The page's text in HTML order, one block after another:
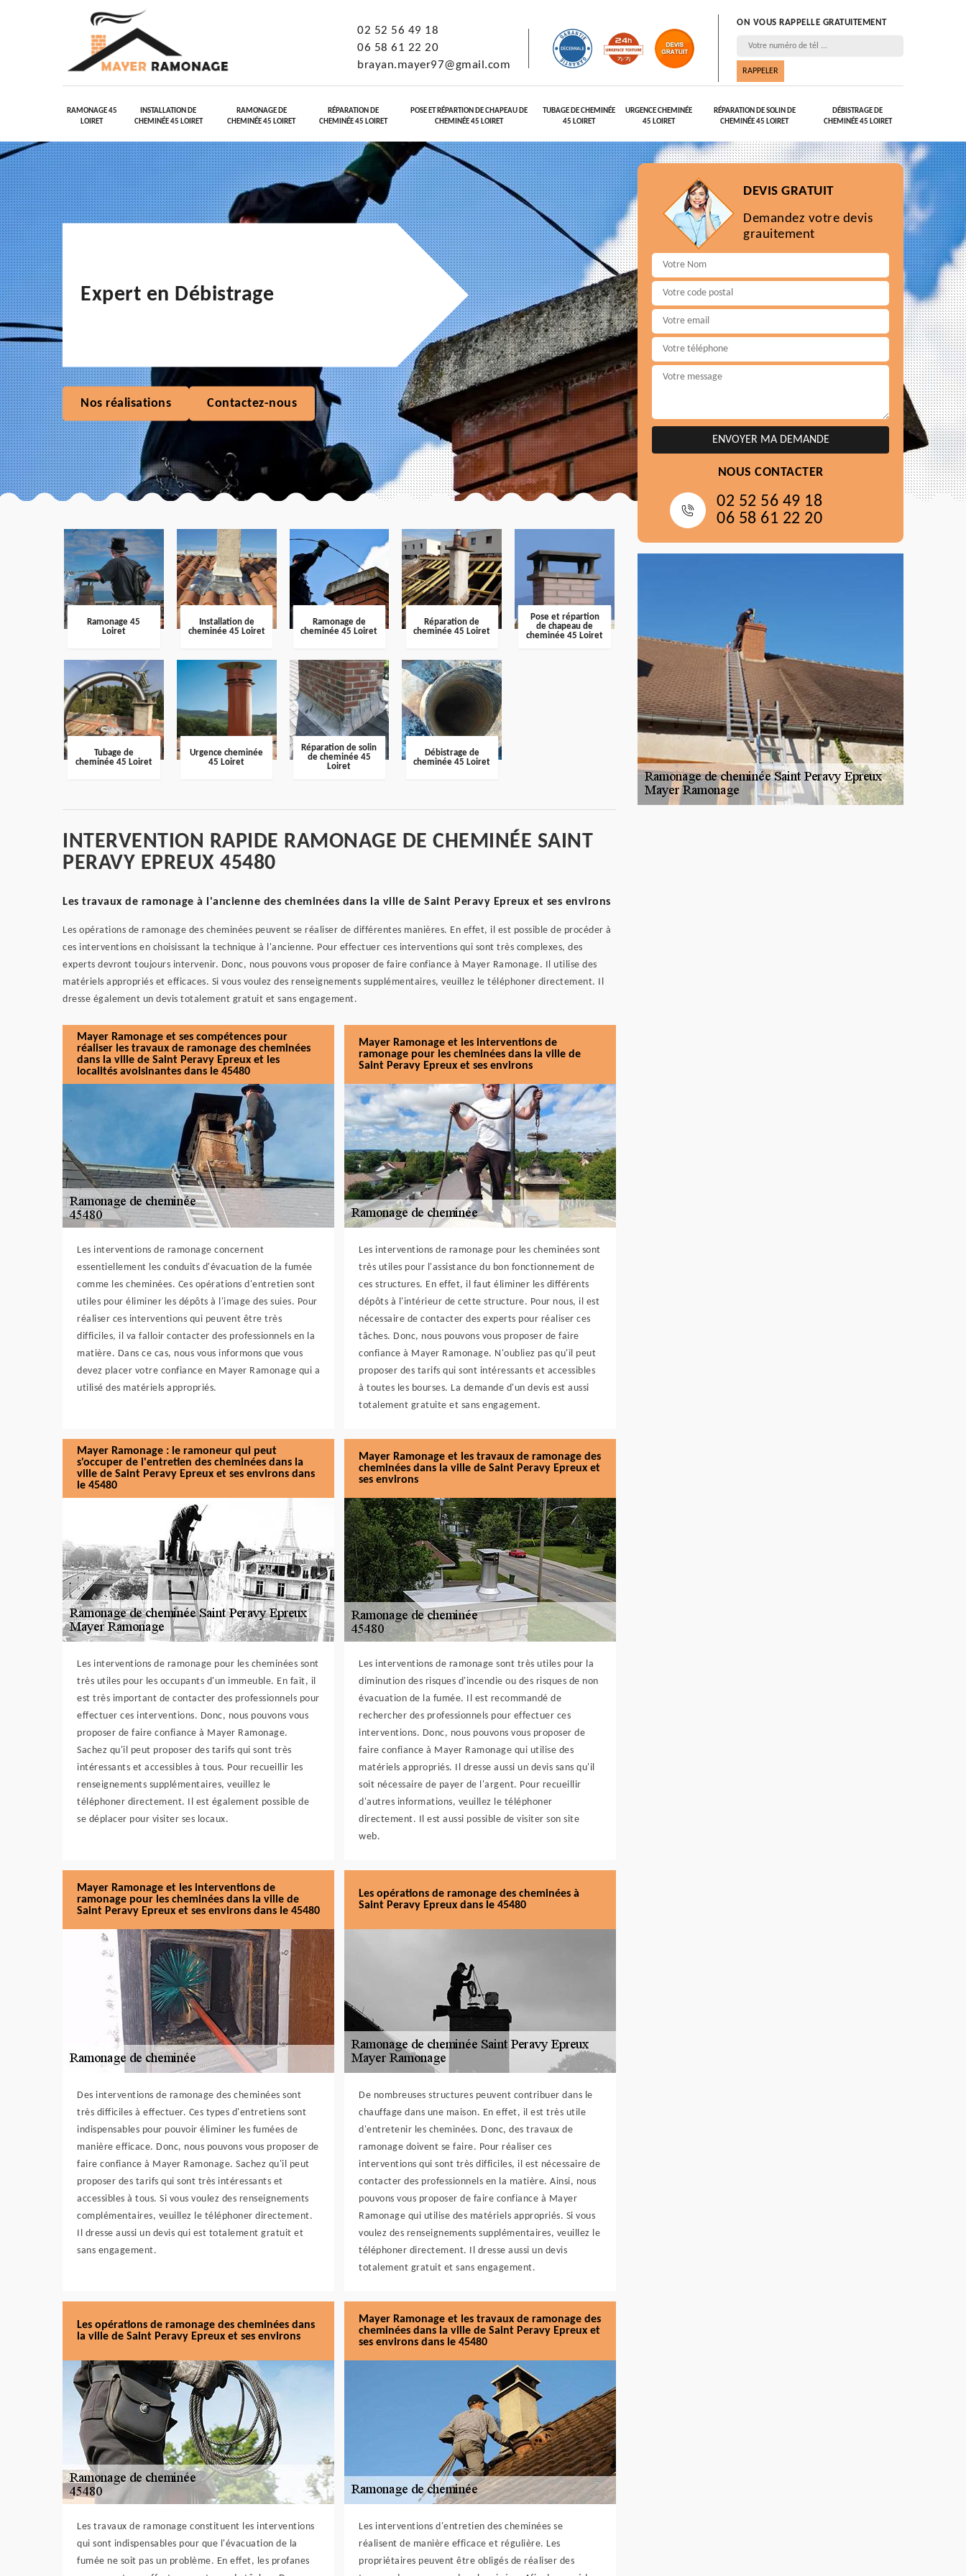
02 52 56 49 18
06 58 61 22 20
brayan.mayer97@gmail.com
ON VOUS RAPPELLE GRATUITEMENT
RAMONAGE 45
LOIRET
INSTALLATION DE
CHEMINÉE 45 LOIRET
RAMONAGE DE
CHEMINÉE 45 LOIRET
RÉPARATION DE
CHEMINÉE 45 LOIRET
POSE ET RÉPARTION DE CHAPEAU DE
CHEMINÉE 45 LOIRET
TUBAGE DE CHEMINÉE
45 LOIRET
URGENCE CHEMINÉE
45 LOIRET
RÉPARATION DE SOLIN DE
CHEMINÉE 45 LOIRET
DÉBISTRAGE DE
CHEMINÉE 45 LOIRET
Expert en Débistrage
Nos réalisations Contactez-nous
Ramonage 45
Loiret
Installation de
cheminée 45 Loiret
Ramonage de
cheminée 45 Loiret
Réparation de
cheminée 45 Loiret
Pose et répartion
de chapeau de
cheminée 45 Loiret
Tubage de
cheminée 45 Loiret
Urgence cheminée
45 Loiret
Réparation de solin
de cheminée 45
Loiret
Débistrage de
cheminée 45 Loiret
INTERVENTION RAPIDE RAMONAGE DE CHEMINÉE SAINT
PERAVY EPREUX 45480
Les travaux de ramonage à l'ancienne des cheminées dans la ville de Saint Peravy Epreux et ses environs
Les opérations de ramonage des cheminées peuvent se réaliser de différentes manières. En effet, il est possible de procéder à
ces interventions en choisissant la technique à l'ancienne. Pour effectuer ces interventions qui sont très complexes, des
experts devront toujours intervenir. Donc, nous pouvons vous proposer de faire confiance à Mayer Ramonage. Il utilise des
matériels appropriés et efficaces. Si vous voulez des renseignements supplémentaires, veuillez le téléphoner directement. Il
dresse également un devis totalement gratuit et sans engagement.
Mayer Ramonage et ses compétences pour
réaliser les travaux de ramonage des cheminées
dans la ville de Saint Peravy Epreux et les
localités avoisinantes dans le 45480
Les interventions de ramonage concernent
essentiellement les conduits d'évacuation de la fumée
comme les cheminées. Ces opérations d'entretien sont
utiles pour éliminer les dépôts à l'image des suies. Pour
réaliser ces interventions qui peuvent être très
difficiles, il va falloir contacter des professionnels en la
matière. Dans ce cas, nous vous informons que vous
devez placer votre confiance en Mayer Ramonage qui a
utilisé des matériels appropriés.
Mayer Ramonage et les interventions de
ramonage pour les cheminées dans la ville de
Saint Peravy Epreux et ses environs
Les interventions de ramonage pour les cheminées sont
très utiles pour l'assistance du bon fonctionnement de
ces structures. En effet, il faut éliminer les différents
dépôts à l'intérieur de cette structure. Pour nous, il est
nécessaire de contacter des experts pour réaliser ces
tâches. Donc, nous pouvons vous proposer de faire
confiance à Mayer Ramonage. N'oubliez pas qu'il peut
proposer des tarifs qui sont intéressants et accessibles
à toutes les bourses. La demande d'un devis est aussi
totalement gratuite et sans engagement.
Mayer Ramonage : le ramoneur qui peut
s'occuper de l'entretien des cheminées dans la
ville de Saint Peravy Epreux et ses environs dans
le 45480
Les interventions de ramonage pour les cheminées sont
très utiles pour les occupants d'un immeuble. En fait, il
est très important de contacter des professionnels pour
effectuer ces interventions. Donc, nous pouvons vous
proposer de faire confiance à Mayer Ramonage.
Sachez qu'il peut proposer des tarifs qui sont très
intéressants et accessibles à tous. Pour recueillir les
renseignements supplémentaires, veuillez le
téléphoner directement. Il est également possible de
se déplacer pour visiter ses locaux.
Mayer Ramonage et les travaux de ramonage des
cheminées dans la ville de Saint Peravy Epreux et
ses environs
Les interventions de ramonage sont très utiles pour la
diminution des risques d'incendie ou des risques de non
évacuation de la fumée. Il est recommandé de
rechercher des professionnels pour effectuer ces
interventions. Donc, nous pouvons vous proposer de
faire confiance à Mayer Ramonage qui utilise des
matériels appropriés. Il dresse aussi un devis sans qu'il
soit nécessaire de payer de l'argent. Pour recueillir
d'autres informations, veuillez le téléphoner
directement. Il est aussi possible de visiter son site
web.
Mayer Ramonage et les interventions de
ramonage pour les cheminées dans la ville de
Saint Peravy Epreux et ses environs dans le 45480
Des interventions de ramonage des cheminées sont
très difficiles à effectuer. Ces types d'entretiens sont
indispensables pour pouvoir éliminer les fumées de
manière efficace. Donc, nous pouvons vous proposer de
faire confiance à Mayer Ramonage. Sachez qu'il peut
proposer des tarifs qui sont très intéressants et
accessibles à tous. Si vous voulez des renseignements
complémentaires, veuillez le téléphoner directement.
Il dresse aussi un devis qui est totalement gratuit et
sans engagement.
Les opérations de ramonage des cheminées à
Saint Peravy Epreux dans le 45480
De nombreuses structures peuvent contribuer dans le
chauffage dans une maison. En effet, il est très utile
d'entretenir les cheminées. Donc, des travaux de
ramonage doivent se faire. Pour réaliser ces
interventions qui sont très difficiles, il est nécessaire de
contacter des professionnels en la matière. Ainsi, nous
pouvons vous proposer de faire confiance à Mayer
Ramonage qui utilise des matériels appropriés. Si vous
voulez des renseignements supplémentaires, veuillez le
téléphoner directement. Il dresse aussi un devis
totalement gratuit et sans engagement.
Les opérations de ramonage des cheminées dans
la ville de Saint Peravy Epreux et ses environs
Les travaux de ramonage constituent les interventions
qui sont indispensables pour que l'évacuation de la
fumée ne soit pas un problème. En effet, les profanes
Mayer Ramonage et les travaux de ramonage des
cheminées dans la ville de Saint Peravy Epreux et
ses environs dans le 45480
Les interventions d'entretien des cheminées se
réalisent de manière efficace et régulière. Les
propriétaires peuvent être obligés de réaliser des
DEVIS GRATUIT
Demandez votre devis
grauitement
NOUS CONTACTER
02 52 56 49 18
06 58 61 22 20